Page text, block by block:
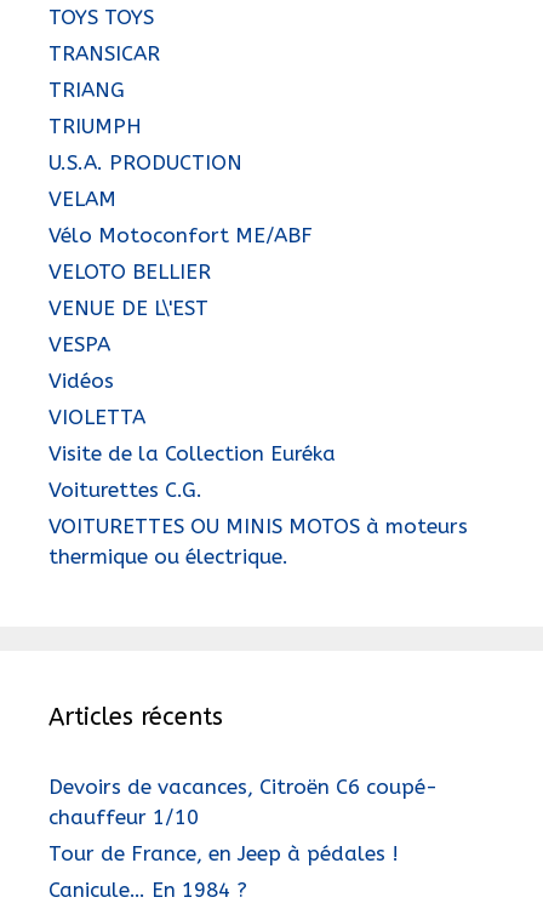
TOYS TOYS
TRANSICAR
TRIANG
TRIUMPH
U.S.A. PRODUCTION
VELAM
Vélo Motoconfort ME/ABF
VELOTO BELLIER
VENUE DE L\'EST
VESPA
Vidéos
VIOLETTA
Visite de la Collection Euréka
Voiturettes C.G.
VOITURETTES OU MINIS MOTOS à moteurs
thermique ou électrique.
Articles récents
Devoirs de vacances, Citroën C6 coupé-
chauffeur 1/10
Tour de France, en Jeep à pédales !
Canicule… En 1984 ?